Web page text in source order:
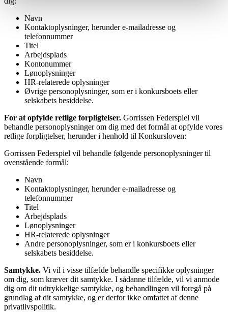
Navn
Kontaktoplysninger, herunder e-mailadresse og
telefonnummer
Titel
Arbejdsplads
Kontonummer
Lønoplysninger
HR-relaterede oplysninger
Øvrige personoplysninger, som er i konkursboets eller
selskabets besiddelse.
For at opfylde retlige forpligtelser. Gorrissen Federspiel vil
behandle personoplysninger om dig med det formål at opfylde vores
retlige forpligtelser, herunder i henhold til Konkursloven:
Gorrissen Federspiel vil behandle følgende personoplysninger til
ovenstående formål:
Navn
Kontaktoplysninger, herunder e-mailadresse og
telefonnummer
Titel
Arbejdsplads
Lønoplysninger
HR-relaterede oplysninger
Andre personoplysninger, som er i konkursboets eller
selskabets besiddelse.
Samtykke. Vi vil i visse tilfælde behandle specifikke oplysninger
om dig, som kræver dit samtykke. I sådanne tilfælde, vil vi anmode
dig om dit udtrykkelige samtykke, og behandlingen vil foregå på
grundlag af dit samtykke, og er derfor ikke omfattet af denne
privatlivspolitik.